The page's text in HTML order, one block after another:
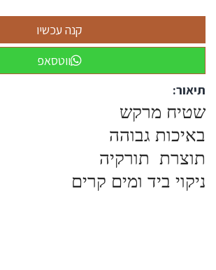
ווטסאפ
תיאור:
שטיח מרקש
באיכות גבוהה
תוצרת תורקיה
ניקוי ביד ומים קרים